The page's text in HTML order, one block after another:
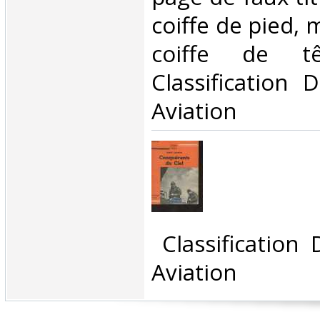
coiffe de pied,
coiffe de
Classification
Aviation‎
Classification
Aviation‎